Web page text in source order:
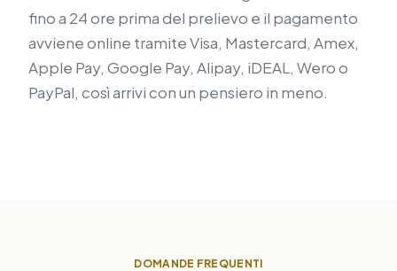
fino a 24 ore prima del prelievo e il pagamento
avviene online tramite Visa, Mastercard, Amex,
Apple Pay, Google Pay, Alipay, iDEAL, Wero o
PayPal, così arrivi con un pensiero in meno.
DOMANDE FREQUENTI